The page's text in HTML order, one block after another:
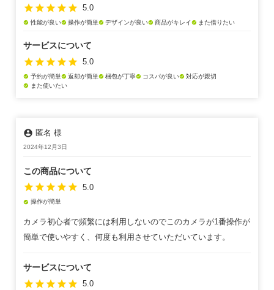
star star star star star 5.0
check_circle 性能が良いcheck_circle 操作が簡単check_circle デザインが良いcheck_circle 商品がキレイcheck_circle また借りたい
サービスについて
star star star star star 5.0
check_circle 予約が簡単check_circle 返却が簡単check_circle 梱包が丁寧check_circle コスパが良いcheck_circle 対応が親切
check_circle また使いたい
account_circle 匿名 様
2024年12月3日
この商品について
star star star star star 5.0
check_circle 操作が簡単
カメラ初心者で頻繁には利用しないのでこのカメラが1番操作が
簡単で使いやすく、何度も利用させていただいています。
サービスについて
star star star star star 5.0